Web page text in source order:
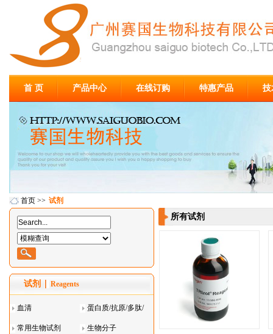
首 页 产品中心 在线订购 特惠产品 技
首页 >> 试剂
试剂 Reagents
血清 蛋白质/抗原/多肽/
酶
常用生物试剂 生物分子
所有试剂